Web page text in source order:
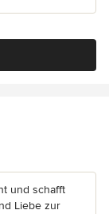
und schafft
Liebe zur